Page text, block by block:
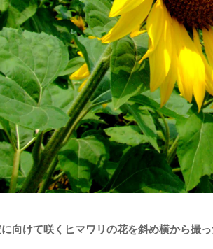
向けて咲くヒマワリの花を斜め横から撮